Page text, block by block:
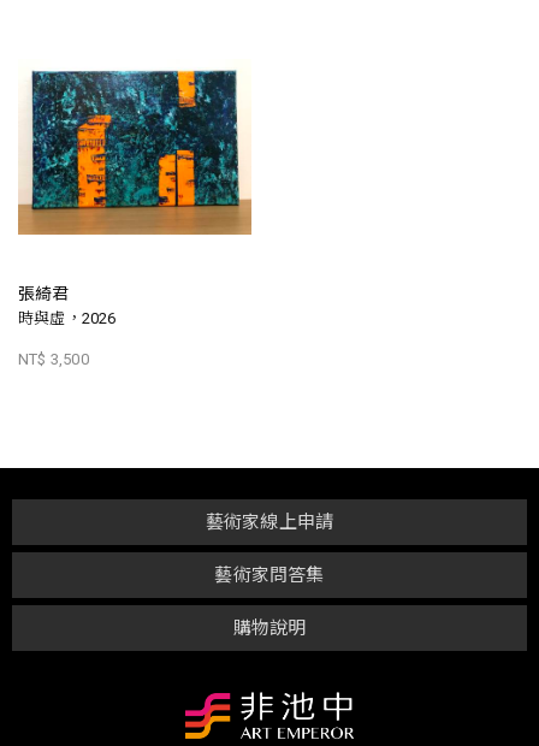
張綺君
時與虛，2026
NT$ 3,500
購物說明
藝術家問答集
藝術家線上申請